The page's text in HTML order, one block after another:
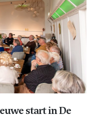
start in De